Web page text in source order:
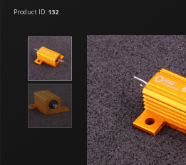
Product ID: 132